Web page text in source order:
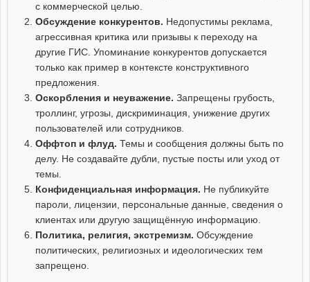
с коммерческой целью.
Обсуждение конкурентов. Недопустимы реклама,
агрессивная критика или призывы к переходу на
другие ГИС. Упоминание конкурентов допускается
только как пример в контексте конструктивного
предложения.
Оскорбления и неуважение. Запрещены грубость,
троллинг, угрозы, дискриминация, унижение других
пользователей или сотрудников.
Оффтоп и флуд. Темы и сообщения должны быть по
делу. Не создавайте дубли, пустые посты или уход от
темы.
Конфиденциальная информация. Не публикуйте
пароли, лицензии, персональные данные, сведения о
клиентах или другую защищённую информацию.
Политика, религия, экстремизм. Обсуждение
политических, религиозных и идеологических тем
запрещено.